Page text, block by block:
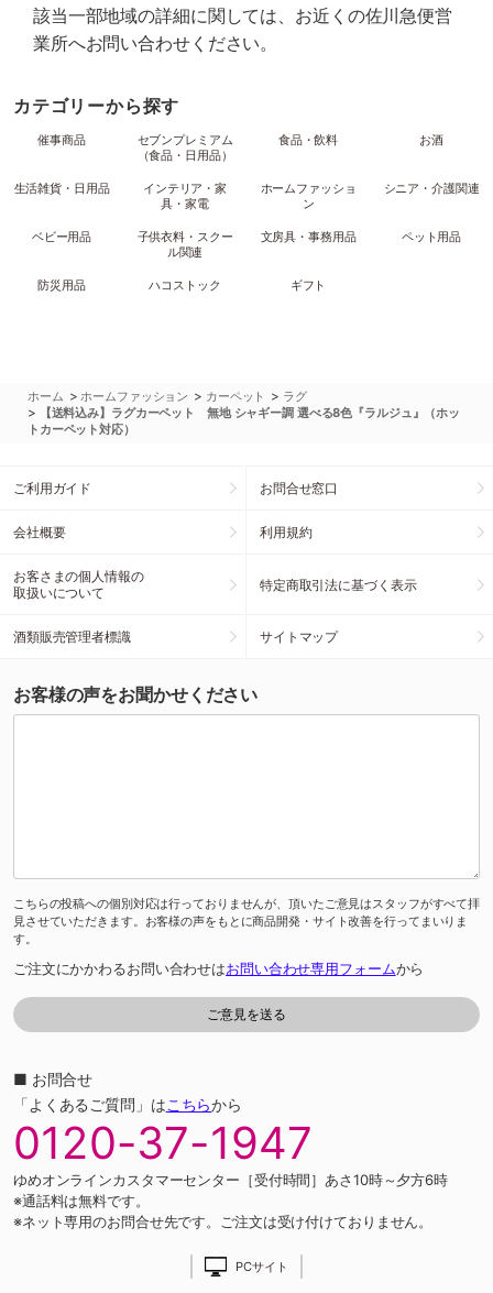
該当一部地域の詳細に関しては、お近くの佐川急便営
業所へお問い合わせください。
カテゴリーから探す
催事商品
セブンプレミアム
（食品・日用品）
食品・飲料 お酒
生活雑貨・日用品
インテリア・家
具・家電
ホームファッショ
ン
シニア・介護関連
ベビー用品
子供衣料・スクー
ル関連
文房具・事務用品 ペット用品
防災用品 ハコストック ギフト
ホーム >ホームファッション > カーペット > ラグ
>
【送料込み】ラグカーペット 無地 シャギー調 選べる8色『ラルジュ』（ホッ
トカーペット対応）
ご利用ガイド お問合せ窓口
会社概要 利用規約
お客さまの個人情報の
取扱いについて
特定商取引法に基づく表示
酒類販売管理者標識 サイトマップ
お客様の声をお聞かせください
こちらの投稿への個別対応は行っておりませんが、頂いたご意見はスタッフがすべて拝
見させていただきます。お客様の声をもとに商品開発・サイト改善を行ってまいりま
す。
ご注文にかかわるお問い合わせはお問い合わせ専用フォームから
■ お問合せ
「よくあるご質問」はこちらから
0120-37-1947
ゆめオンラインカスタマーセンター［受付時間］あさ10時～夕方6時
※通話料は無料です。
※ネット専用のお問合せ先です。ご注文は受け付けておりません。
PCサイト